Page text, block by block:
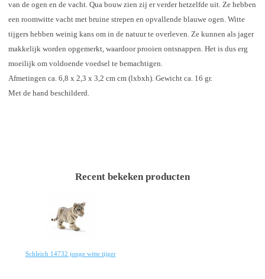
van de ogen en de vacht. Qua bouw zien zij er verder hetzelfde uit. Ze hebben
een roomwitte vacht met bruine strepen en opvallende blauwe ogen. Witte
tijgers hebben weinig kans om in de natuur te overleven. Ze kunnen als jager
makkelijk worden opgemerkt, waardoor prooien ontsnappen. Het is dus erg
moeilijk om voldoende voedsel te bemachtigen.
Afmetingen ca. 6,8 x 2,3 x 3,2 cm cm (lxbxh). Gewicht ca. 16 gr.
Met de hand beschilderd.
Recent bekeken producten
Schleich 14732 jonge witte tijger